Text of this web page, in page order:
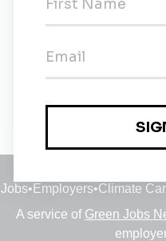
Jobs• Employers•Climate
A service of Green Jobs